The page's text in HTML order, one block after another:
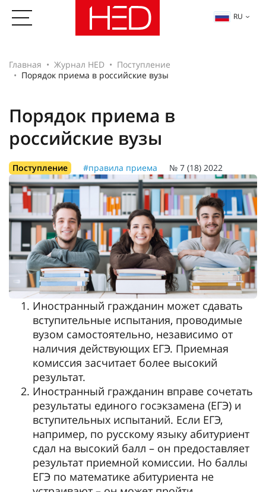
RU
Главная Журнал HED
Поступление
Порядок приема в российские вузы
Порядок приема в
российские вузы
Поступление #правила приема № 7 (18) 2022
Иностранный гражданин может сдавать
вступительные испытания, проводимые
вузом самостоятельно, независимо от
наличия действующих ЕГЭ. Приемная
комиссия засчитает более высокий
результат.
Иностранный гражданин вправе сочетать
результаты единого госэкзамена (ЕГЭ) и
вступительных испытаний. Если ЕГЭ,
например, по русскому языку абитуриент
сдал на высокий балл – он предоставляет
результат приемной комиссии. Но баллы
ЕГЭ по математике абитуриента не